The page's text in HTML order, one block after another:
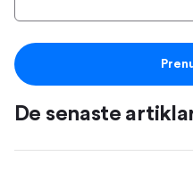
De senaste